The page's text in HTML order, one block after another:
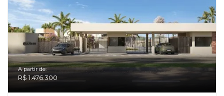
A partir de:
R$ 1.476.300